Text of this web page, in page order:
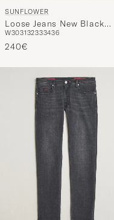
SUNFLOWER
Loose Jeans New Black
Worn
W303132333436
240€